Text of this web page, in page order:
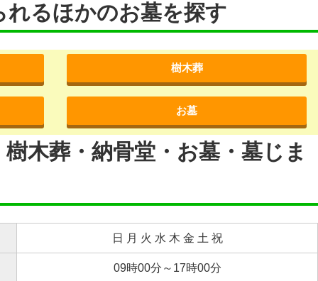
れるほかのお墓を探す
樹木葬
お墓
木葬・納骨堂・お墓・墓じま
日 月 火 水 木 金 土 祝
09時00分～17時00分